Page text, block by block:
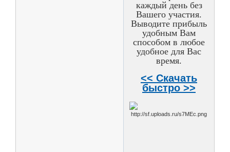
каждый день без
Вашего участия.
Выводите прибыль
удобным Вам
способом в любое
удобное для Вас
время.
<< Скачать
быстро >>